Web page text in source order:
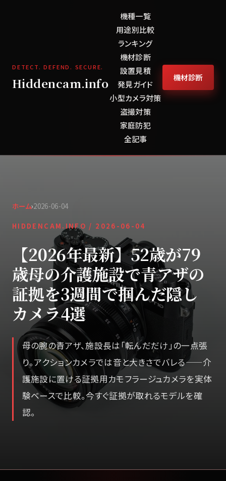
DETECT. DEFEND. SECURE.
Hiddencam.info
機種一覧
用途別比較
ランキング
機材診断
設置見積
発見ガイド
小型カメラ対策
盗撮対策
家庭防犯
全記事
機材診断
ホーム›2026-06-04
HIDDENCAM.INFO / 2026-06-04
【2026年最新】52歳が79
歳母の介護施設で青アザの
証拠を3週間で掴んだ隠し
カメラ4選
母の腕の青アザ、施設長は「転んだだけ」の一点張
り。アクションカメラでは音と大きさでバレる——介
護施設に置ける証拠用カモフラージュカメラを実体
験ベースで比較。今すぐ証拠が取れるモデルを確
認。